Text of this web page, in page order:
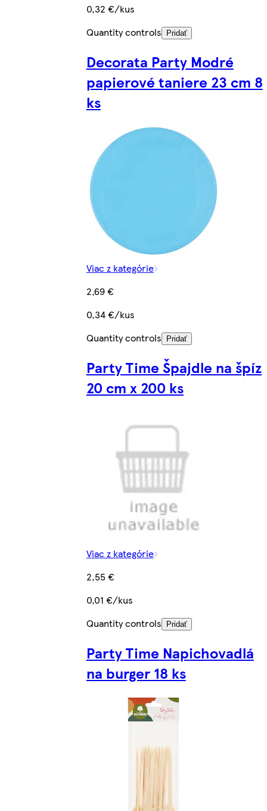
0,32 €/kus
Quantity controls
Pridať
Decorata Party Modré
papierové taniere 23 cm 8
ks
Viac z kategórie
2,69 €
0,34 €/kus
Quantity controls
Pridať
Party Time Špajdle na špíz
20 cm x 200 ks
Viac z kategórie
2,55 €
0,01 €/kus
Quantity controls
Pridať
Party Time Napichovadlá
na burger 18 ks